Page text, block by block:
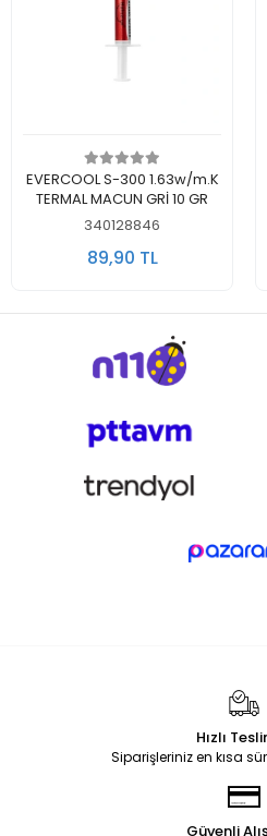
Sepete Ekle
EVERCOOL S-300 1.63w/m.K
TERMAL MACUN GRİ 10 GR
340128846
89,90 TL
Hızlı
Siparişleriniz en kısa
Güvenli